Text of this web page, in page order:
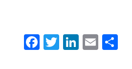
Facebook
Twitter
LinkedIn
Email